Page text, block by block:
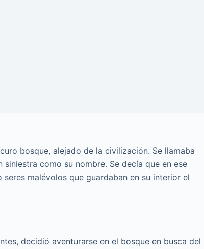
bosque, alejado de la civilización. Se llamaba
como su nombre. Se decía que en ese
malévolos que guardaban en su interior el
decidió aventurarse en el bosque en busca del